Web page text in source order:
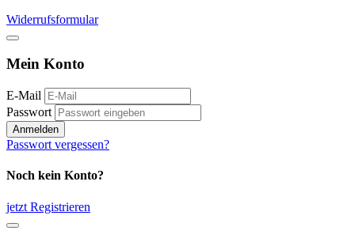
Widerrufsformular
Mein Konto
E-Mail
Passwort
Anmelden
Passwort vergessen?
Noch kein Konto?
jetzt Registrieren